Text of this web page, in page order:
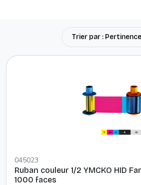
Trier par : Pertinence
045023
Ruban couleur 1/2 YMCKO HID
1000 faces